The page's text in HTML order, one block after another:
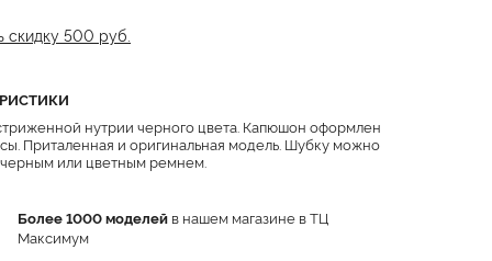
скидку 500 руб.
нутрии черного цвета. Капюшон оформлен
Приталенная и оригинальная модель. Шубку можно
черным или цветным ремнем.
Более 1000 моделей в нашем магазине в ТЦ
Максимум